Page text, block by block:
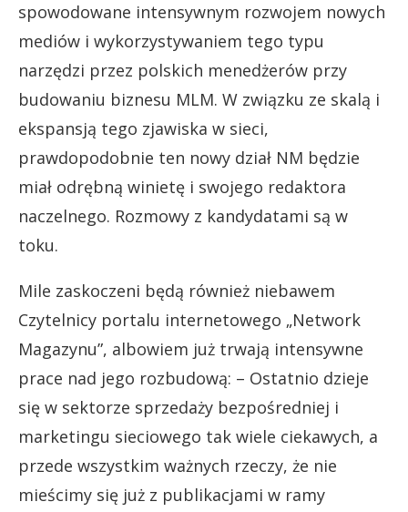
spowodowane intensywnym rozwojem nowych
mediów i wykorzystywaniem tego typu
narzędzi przez polskich menedżerów przy
budowaniu biznesu MLM. W związku ze skalą i
ekspansją tego zjawiska w sieci,
prawdopodobnie ten nowy dział NM będzie
miał odrębną winietę i swojego redaktora
naczelnego. Rozmowy z kandydatami są w
toku.
Mile zaskoczeni będą również niebawem
Czytelnicy portalu internetowego „Network
Magazynu”, albowiem już trwają intensywne
prace nad jego rozbudową: – Ostatnio dzieje
się w sektorze sprzedaży bezpośredniej i
marketingu sieciowego tak wiele ciekawych, a
przede wszystkim ważnych rzeczy, że nie
mieścimy się już z publikacjami w ramy